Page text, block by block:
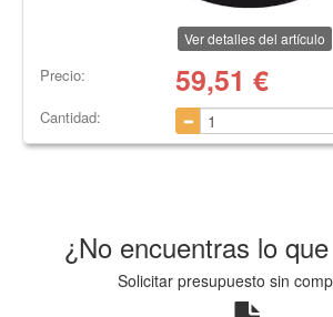
Ver detalles del artículo
Precio: 59,51 €
Cantidad:
¿No encuentras lo
Solicitar presupuesto sin